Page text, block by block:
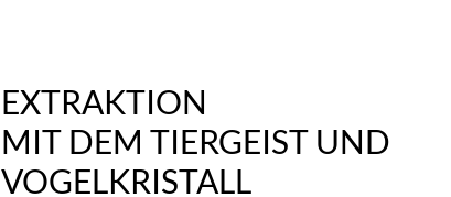
EXTRAKTION
MIT DEM TIERGEIST UND
VOGELKRISTALL